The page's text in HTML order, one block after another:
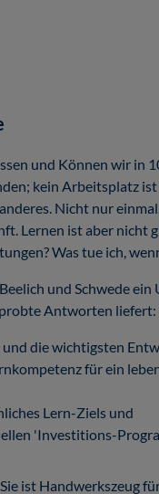
und Können wir in
kein Arbeitsplatz
Nicht nur
Lernen ist aber nicht
Was tue ich,
und Schwede
Antworten liefert:
die wichtigsten
für ein
Lern-Ziels und
'Investitions-
ist Handwerkszeug